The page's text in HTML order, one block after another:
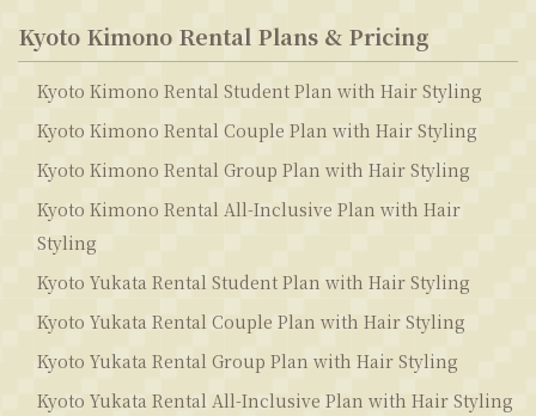
Kyoto Kimono Rental Plans & Pricing
Kyoto Kimono Rental Student Plan with Hair Styling
Kyoto Kimono Rental Couple Plan with Hair Styling
Kyoto Kimono Rental Group Plan with Hair Styling
Kyoto Kimono Rental All-Inclusive Plan with Hair
Styling
Kyoto Yukata Rental Student Plan with Hair Styling
Kyoto Yukata Rental Couple Plan with Hair Styling
Kyoto Yukata Rental Group Plan with Hair Styling
Kyoto Yukata Rental All-Inclusive Plan with Hair Styling